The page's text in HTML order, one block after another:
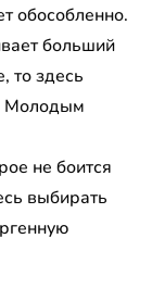
обособленно.
больший
то здесь
Молодым
не боится
выбирать